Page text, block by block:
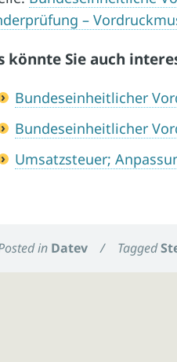
–
könnte Sie auch
Bundeseinheitlicher
Bundeseinheitlicher
Umsatzsteuer;
in Datev / Tagged